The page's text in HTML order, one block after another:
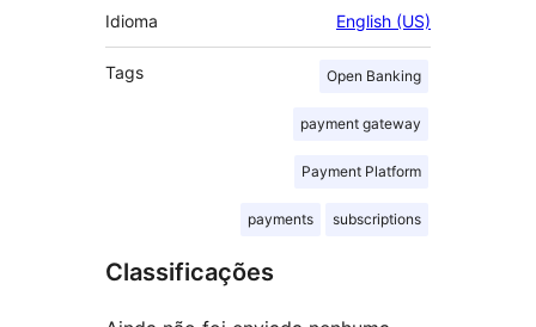
Idioma English (US)
Tags Open Banking
payment gateway
Payment Platform
payments subscriptions
Classificações